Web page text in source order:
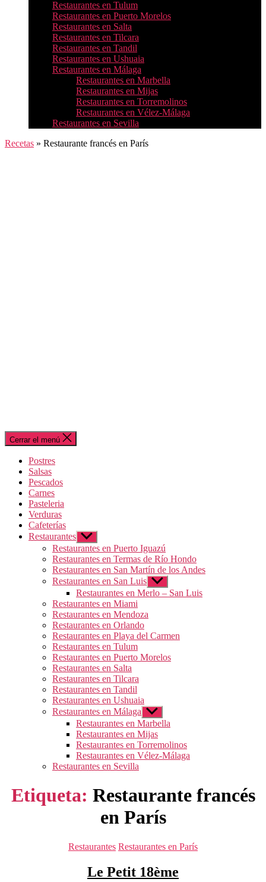
Restaurantes en Tulum
Restaurantes en Puerto Morelos
Restaurantes en Salta
Restaurantes en Tilcara
Restaurantes en Tandil
Restaurantes en Ushuaia
Restaurantes en Málaga
Restaurantes en Marbella
Restaurantes en Mijas
Restaurantes en Torremolinos
Restaurantes en Vélez-Málaga
Restaurantes en Sevilla
Recetas » Restaurante francés en París
Cerrar el menú
Postres
Salsas
Pescados
Carnes
Pasteleria
Verduras
Cafeterías
Restaurantes Mostrar
el
submenú
Restaurantes en Puerto Iguazú
Restaurantes en Termas de Río Hondo
Restaurantes en San Martín de los Andes
Restaurantes en San Luis Mostrar
el
submenú
Restaurantes en Merlo – San Luis
Restaurantes en Miami
Restaurantes en Mendoza
Restaurantes en Orlando
Restaurantes en Playa del Carmen
Restaurantes en Tulum
Restaurantes en Puerto Morelos
Restaurantes en Salta
Restaurantes en Tilcara
Restaurantes en Tandil
Restaurantes en Ushuaia
Restaurantes en Málaga Mostrar
el
submenú
Restaurantes en Marbella
Restaurantes en Mijas
Restaurantes en Torremolinos
Restaurantes en Vélez-Málaga
Restaurantes en Sevilla
Etiqueta: Restaurante francés
en París
Categorías
Restaurantes Restaurantes en París
Le Petit 18ème